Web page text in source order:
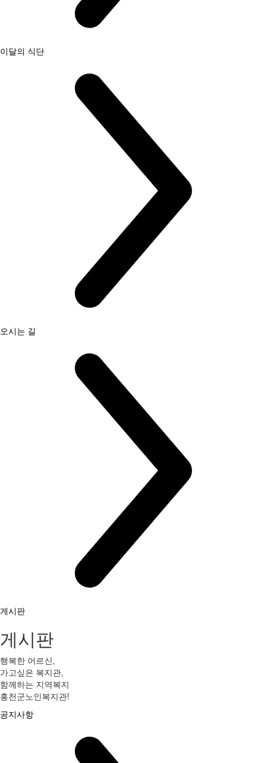
이달의 식단
오시는 길
게시판
게시판
행복한 어르신,
가고싶은 복지관,
함께하는 지역복지
홍천군노인복지관!
공지사항